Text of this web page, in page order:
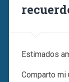
Estimados
Comparto mi